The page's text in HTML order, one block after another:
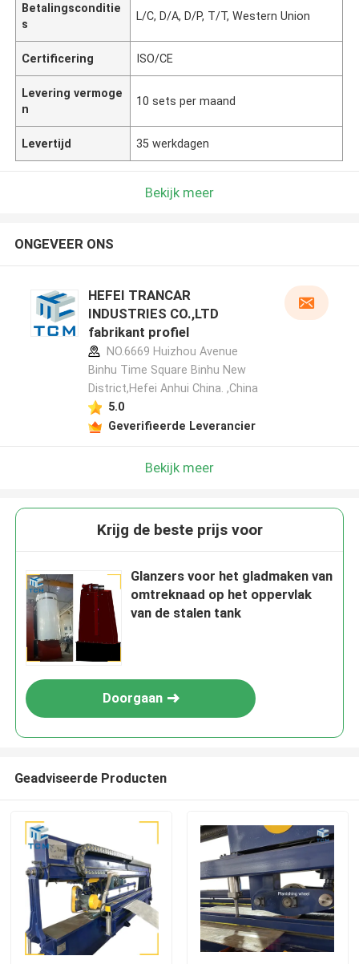
Betalingsconditie
s
L/C, D/A, D/P, T/T, Western Union
Certificering ISO/CE
Levering vermoge
n
10 sets per maand
Levertijd 35 werkdagen
Bekijk meer
ONGEVEER ONS
HEFEI TRANCAR
INDUSTRIES CO.,LTD
fabrikant profiel
NO.6669 Huizhou Avenue
Binhu Time Square Binhu New
District,Hefei Anhui China. ,China
5.0
Geverifieerde Leverancier
Bekijk meer
Krijg de beste prijs voor
Glanzers voor het gladmaken van
omtreknaad op het oppervlak
van de stalen tank
Doorgaan
Geadviseerde Producten